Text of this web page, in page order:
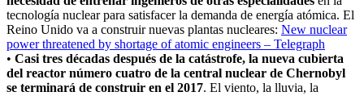
tecnología nuclear para satisfacer la demanda de energía atómica. El
Reino Unido va a construir nuevas plantas nucleares: New nuclear
power threatened by shortage of atomic engineers – Telegraph
• Casi tres décadas después de la catástrofe, la nueva cubierta
del reactor número cuatro de la central nuclear de Chernobyl
se terminará de construir en el 2017. El viento, la lluvia, la